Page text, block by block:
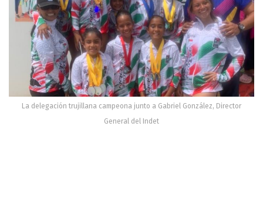
La delegación trujillana campeona junto a Gabriel González, Director
General del Indet